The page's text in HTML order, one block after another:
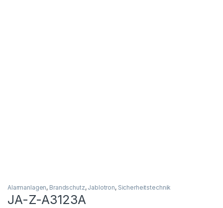
Alarmanlagen, Brandschutz, Jablotron, Sicherheitstechnik
JA-Z-A3123A